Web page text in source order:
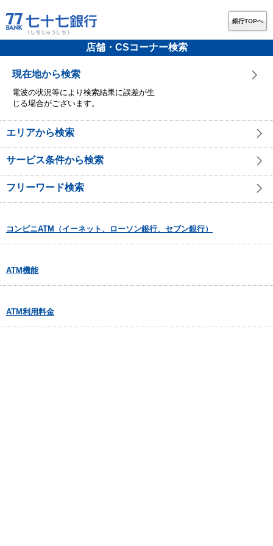
銀行TOPへ
店舗・CSコーナー検索
現在地から検索
電波の状況等により検索結果に誤差が生
じる場合がございます。
エリアから検索
サービス条件から検索
フリーワード検索
コンビニATM（イーネット、ローソン銀行、セブン銀行）
ATM機能
ATM利用料金